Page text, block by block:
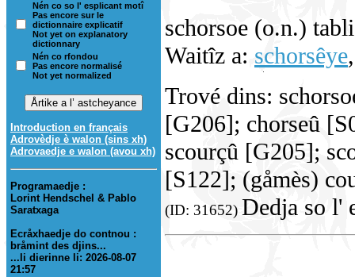
Nén co so l' esplicant motî
Pas encore sur le
dictionnaire explicatif
Not yet on explanatory
dictionnary
Nén co rfondou
Pas encore normalisé
Not yet normalized
Introduction en français
Adrovèdje è walon (sins xh)
Adrovaedje e walon (avou xh)
Programaedje :
Lorint Hendschel & Pablo
Saratxaga
Ecråxhaedje do contnou :
bråmint des djins...
...li dierinne li: 2026-08-07
21:57
schorsoe (o.n.)
Waitîz a: schorsêye
Trové dins:
[G206]; chorseû
scourçû [G205];
[S122]; (gåmès)
(ID: 31652) Dedja so l'